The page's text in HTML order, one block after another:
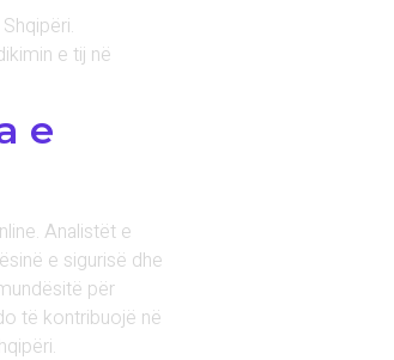
e tij në
e
Analistët e
e sigurisë dhe
për
të kontribuojë në